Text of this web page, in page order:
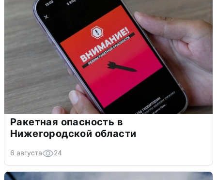
Ракетная опасность в
Нижегородской области
6 августа 24